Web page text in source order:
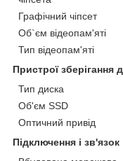
Графічний чіпсет
Об`єм відеопам'яті
Тип відеопам'яті
Пристрої зберігання
Тип диска
Об'єм SSD
Оптичний привід
Підключення і зв'язок